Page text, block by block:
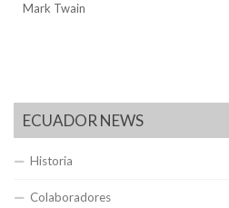
Mark Twain
ECUADOR NEWS
Historia
Colaboradores